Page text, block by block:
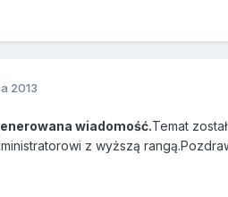
2013
wiadomość.Temat
z wyższą